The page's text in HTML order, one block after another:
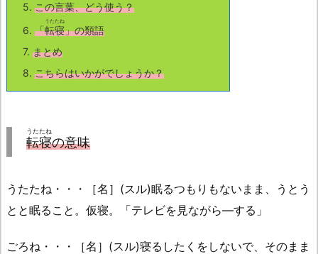
5. この言葉、どう使う？
6. 「転寝
うたたね
」の類語
7. まとめ
8. こちらはいかがでしょうか？
転寝
うたたね
の意味
うたたね・・・［名］(スル)眠るつもりもないまま、うとう
とと眠ること。仮寝。「テレビを見ながら―する」
ごろね・・・［名］(スル)寝るしたくをしないで、そのまま